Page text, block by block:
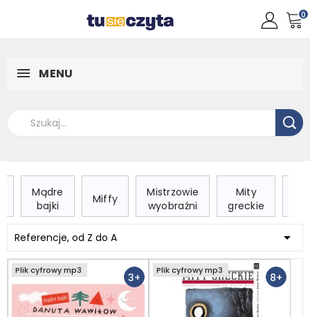
0
MENU
Mądre
bajki
Miffy
Mistrzowie
wyobraźni
Mity
greckie
Referencje, od Z do A 
3+
Plik cyfrowy mp3
8+
Plik cyfrowy mp3